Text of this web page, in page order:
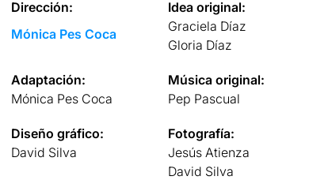
Dirección:
Mónica Pes Coca
Idea original:
Graciela Díaz
Gloria Díaz
Adaptación:
Mónica Pes Coca
Música original:
Pep Pascual
Diseño gráfico:
David Silva
Fotografía:
Jesús Atienza
David Silva